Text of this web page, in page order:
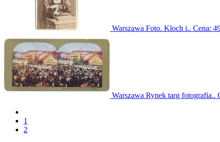
Warszawa Foto. Kloch i.. Cena:
Warszawa Rynek targ fotografia..
1
2